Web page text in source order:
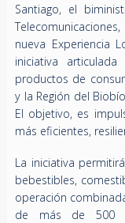
Santiago, el
nueva Experiencia
iniciativa
productos de
y la Región del
El objetivo, es
más eficientes,
La iniciativa
bebestibles,
operación
de más de 500